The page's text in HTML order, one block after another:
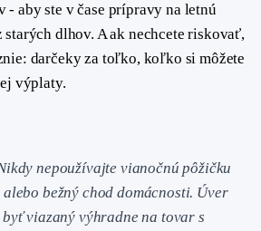
- aby ste v čase prípravy na letnú
dlhov. A ak nechcete riskovať,
darčeky za toľko, koľko si môžete
výplaty.
nepoužívajte vianočnú pôžičku
bežný chod domácnosti. Úver
viazaný výhradne na tovar s